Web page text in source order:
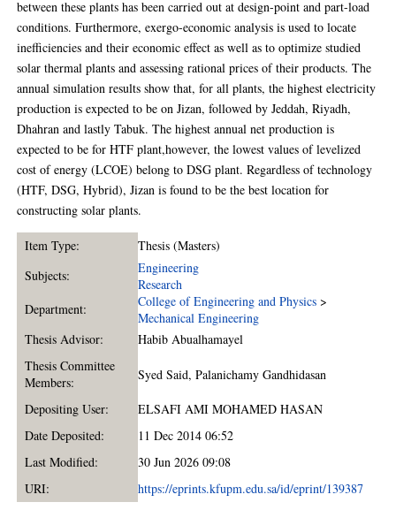
between these plants has been carried out at design-point and part-load
conditions. Furthermore, exergo-economic analysis is used to locate
inefficiencies and their economic effect as well as to optimize studied
solar thermal plants and assessing rational prices of their products. The
annual simulation results show that, for all plants, the highest electricity
production is expected to be on Jizan, followed by Jeddah, Riyadh,
Dhahran and lastly Tabuk. The highest annual net production is
expected to be for HTF plant,however, the lowest values of levelized
cost of energy (LCOE) belong to DSG plant. Regardless of technology
(HTF, DSG, Hybrid), Jizan is found to be the best location for
constructing solar plants.
Item Type:
Thesis (Masters)
Subjects:
Engineering
Research
Department:
College of Engineering and Physics >
Mechanical Engineering
Thesis Advisor:
Habib Abualhamayel
Thesis Committee
Members:
Syed Said,Palanichamy Gandhidasan
Depositing User:
ELSAFI AMI MOHAMED HASAN
Date Deposited:
11 Dec 2014 06:52
Last Modified:
30 Jun 2026 09:08
URI:
https://eprints.kfupm.edu.sa/id/eprint/139387